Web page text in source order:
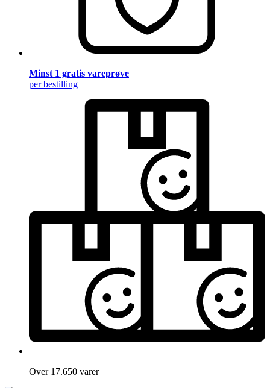
Minst 1 gratis vareprøve
per bestilling
Over 17.650 varer